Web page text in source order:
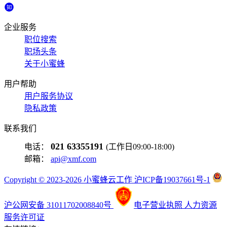
企业服务
职位搜索
职场头条
关于小蜜蜂
用户帮助
用户服务协议
隐私政策
联系我们
电话： 021 63355191 (工作日09:00-18:00)
邮箱： api@xmf.com
Copyright © 2023-2026 小蜜蜂云工作 沪ICP备19037661号-1
沪公网安备 31011702008840号 电子营业执照 人力资源
服务许可证